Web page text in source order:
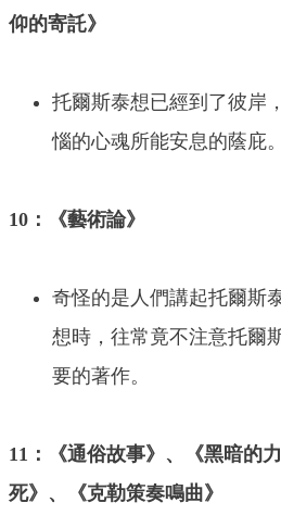
仰的寄託》
托爾斯泰想已經到了彼岸
惱的心魂所能安息的蔭庇。
10：《藝術論》
奇怪的是人們講起托爾斯
想時，往常竟不注意托爾
要的著作。
11：《通俗故事》、《黑暗的
死》、《克勒策奏鳴曲》